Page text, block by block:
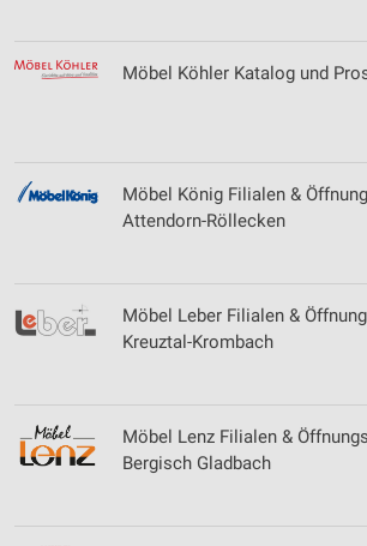
Möbel Köhler Katalog und
Möbel König Filialen &
Attendorn-Röllecken
Möbel Leber Filialen &
Kreuztal-Krombach
Möbel Lenz Filialen &
Bergisch Gladbach